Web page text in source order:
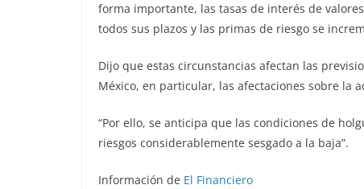
forma importante, las tasas de interés de
todos sus plazos y las primas de riesgo se
Dijo que estas circunstancias afectan las
México, en particular, las afectaciones sobre la
“Por ello, se anticipa que las condiciones de
riesgos considerablemente sesgado a la baja”.
Información de El Financiero